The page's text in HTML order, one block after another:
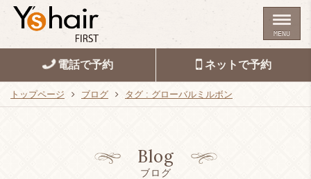
電話で予約 ネットで予約
トップページ ブログ タグ : グローバルミルボン
Blog
ブログ
MENU